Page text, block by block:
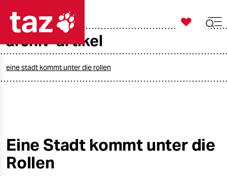
taz zahl ich
öko
gesellschaft

taz zahl ich
archiv-artikel
eine stadt kommt unter die rollen
Eine Stadt kommt unter die
Rollen